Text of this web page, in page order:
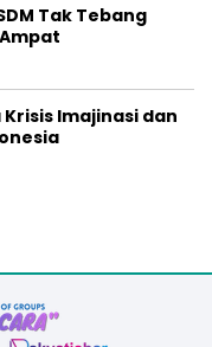
Tak Tebang
Imajinasi dan